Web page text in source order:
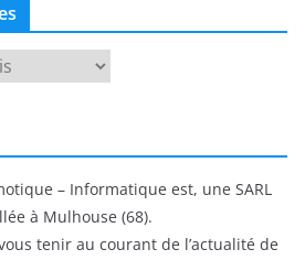
– Informatique est, une SARL
à Mulhouse (68).
tenir au courant de l’actualité de